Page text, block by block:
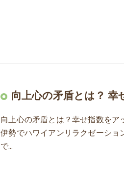
向上心の矛盾とは？
向上心の矛盾とは？幸せ指数をア
伊勢でハワイアンリラクゼーシ
で…